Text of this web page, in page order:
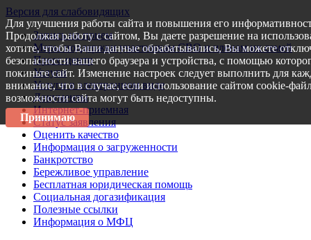
Версия для слабовидящих
Запись на прием
Меры поддержки участникам СВО и членам их семей
Пресс-центр
Услуги
Услуги в электронном виде
Документы
Интернет-приемная
Статус заявления
Оценить качество
Информация о загруженности
Банкротство
Бережливое управление
Бесплатная юридическая помощь
Социальная догазификация
Полезные ссылки
Информация о МФЦ
Для улучшения работы сайта и повышения его
Продолжая работу с сайтом, Вы даете разрешение на
хотите, чтобы Ваши данные обрабатывались, Вы можете
безопасности вашего браузера и устройства, с помощью
покиньте сайт. Изменение настроек следует выполнить для
внимание, что в случае, если использование сайтом cookie-
возможности сайта могут быть недоступны.
Принимаю